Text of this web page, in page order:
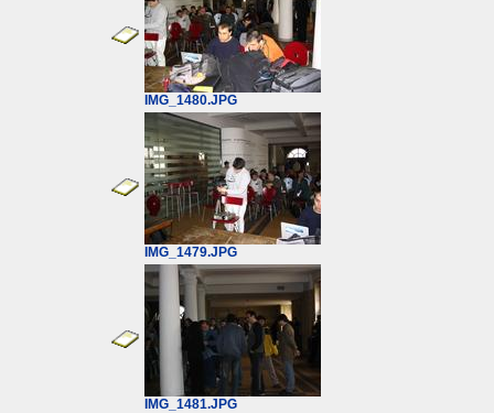
IMG_1480.JPG
IMG_1479.JPG
IMG_1481.JPG